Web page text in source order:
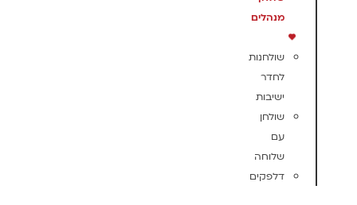
מנהלים
שולחנות
לחדר
ישיבות
שולחן
עם
שלוחה
דלפקים